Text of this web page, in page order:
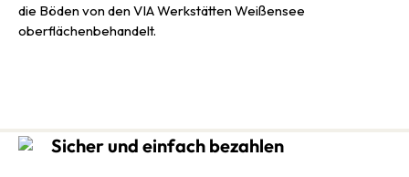
die Böden von den VIA Werkstätten Weißensee
oberflächenbehandelt.
Sicher und einfach bezahlen